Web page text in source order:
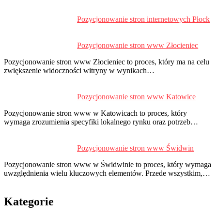
Pozycjonowanie stron internetowych Płock
Pozycjonowanie stron www Złocieniec
Pozycjonowanie stron www Złocieniec to proces, który ma na celu
zwiększenie widoczności witryny w wynikach…
Pozycjonowanie stron www Katowice
Pozycjonowanie stron www w Katowicach to proces, który
wymaga zrozumienia specyfiki lokalnego rynku oraz potrzeb…
Pozycjonowanie stron www Świdwin
Pozycjonowanie stron www w Świdwinie to proces, który wymaga
uwzględnienia wielu kluczowych elementów. Przede wszystkim,…
Kategorie